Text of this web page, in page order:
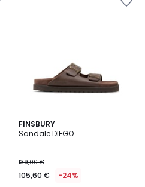
FINSBURY
Sandale DIEGO
139,00 €
105,60 € -24%
3
Couleurs